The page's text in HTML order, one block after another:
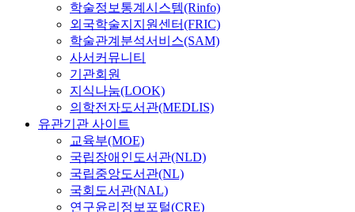
학술정보통계시스템(Rinfo)
외국학술지지원센터(FRIC)
학술관계분석서비스(SAM)
사서커뮤니티
기관회원
지식나눔(LOOK)
의학전자도서관(MEDLIS)
유관기관 사이트
교육부(MOE)
국립장애인도서관(NLD)
국립중앙도서관(NL)
국회도서관(NAL)
연구윤리정보포털(CRE)